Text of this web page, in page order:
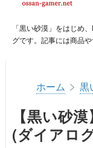
「黒い砂漠」をはじめ
グです。記事には商品
ホーム > 黒
【黒い砂
(ダイアロ